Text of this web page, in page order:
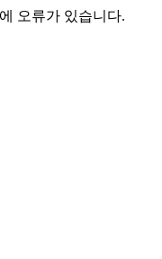
오류가 있습니다.